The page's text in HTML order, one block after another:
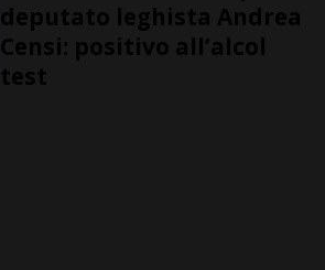
deputato leghista Andrea
Censi: positivo all’alcol
test